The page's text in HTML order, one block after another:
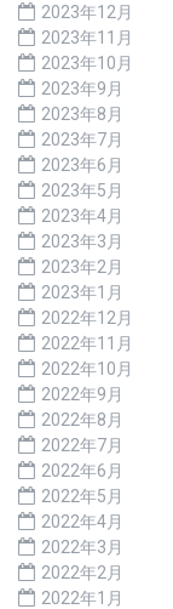
2023年12月
2023年11月
2023年10月
2023年9月
2023年8月
2023年7月
2023年6月
2023年5月
2023年4月
2023年3月
2023年2月
2023年1月
2022年12月
2022年11月
2022年10月
2022年9月
2022年8月
2022年7月
2022年6月
2022年5月
2022年4月
2022年3月
2022年2月
2022年1月